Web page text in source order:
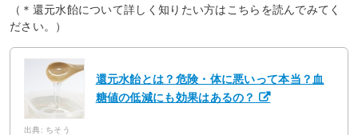
（＊還元水飴について詳しく知りたい方はこちらを読んでみてく
ださい。）
還元水飴とは？危険・体に悪いって本当？血
糖値の低減にも効果はあるの？
出典: ちそう